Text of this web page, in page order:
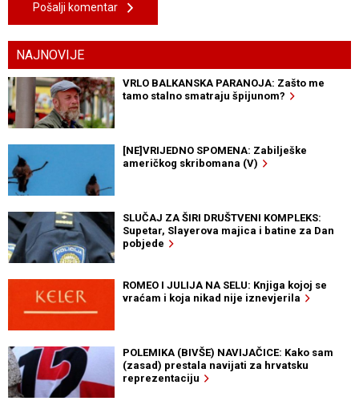
Pošalji komentar
NAJNOVIJE
VRLO BALKANSKA PARANOJA: Zašto me
tamo stalno smatraju špijunom?
[NE]VRIJEDNO SPOMENA: Zabilješke
američkog skribomana (V)
SLUČAJ ZA ŠIRI DRUŠTVENI KOMPLEKS:
Supetar, Slayerova majica i batine za Dan
pobjede
ROMEO I JULIJA NA SELU: Knjiga kojoj se
vraćam i koja nikad nije iznevjerila
POLEMIKA (BIVŠE) NAVIJAČICE: Kako sam
(zasad) prestala navijati za hrvatsku
reprezentaciju